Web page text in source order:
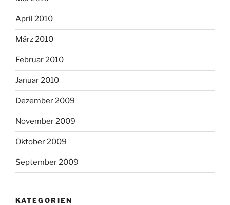
April 2010
März 2010
Februar 2010
Januar 2010
Dezember 2009
November 2009
Oktober 2009
September 2009
KATEGORIEN